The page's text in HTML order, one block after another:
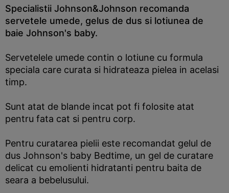
Specialistii Johnson&Johnson recomanda
servetele umede, gelus de dus si lotiunea de
baie Johnson's baby.
Servetelele umede contin o lotiune cu formula
speciala care curata si hidrateaza pielea in acelasi
timp.
Sunt atat de blande incat pot fi folosite atat
pentru fata cat si pentru corp.
Pentru curatarea pielii este recomandat gelul de
dus Johnson's baby Bedtime, un gel de curatare
delicat cu emolienti hidratanti pentru baita de
seara a bebelusului.